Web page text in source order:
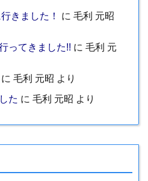
きました！ に 毛利 元昭
ってきました!! に 毛利 元
に 毛利 元昭 より
た に 毛利 元昭 より